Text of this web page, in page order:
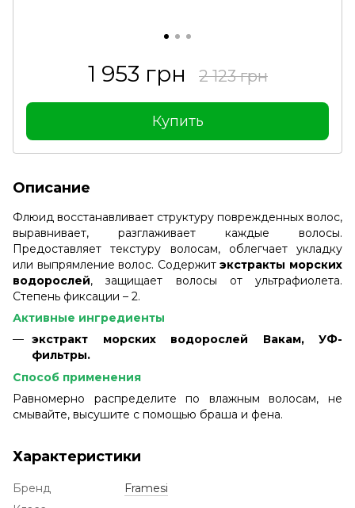
1 953 грн 2 123 грн
Купить
Описание
Флюид восстанавливает структуру поврежденных волос,
выравнивает, разглаживает каждые волосы.
Предоставляет текстуру волосам, облегчает укладку
или выпрямление волос. Содержитэкстракты морских
водорослей, защищает волосы от ультрафиолета.
Степень фиксации – 2.
Активные ингредиенты
экстракт морских водорослей Вакам, УФ-
фильтры.
Способ применения
Равномерно распределите по влажным волосам, не
смывайте, высушите с помощью браша и фена.
Характеристики
Бренд
Framesi